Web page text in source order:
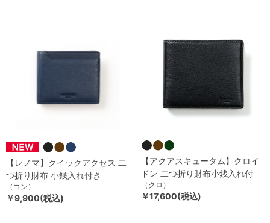
【レノマ】クイックアクセス 二
つ折り財布 小銭入れ付き
（コン）
￥9,900(税込)
【アクアスキュータム】クロイ
ドン 二つ折り財布小銭入れ付
（クロ）
￥17,600(税込)